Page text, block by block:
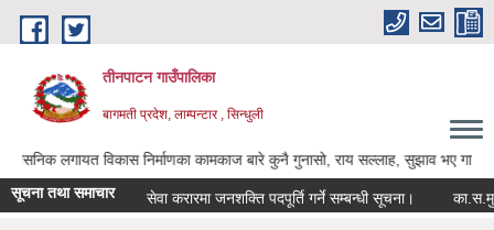
Skip to main content
तीनपाटन गाउँपालिका
बागमती प्रदेश, लाम्पन्टार , सिन्धुली
लगायत विकास निर्माणका कामकाज बारे कुनै गुनासो, राय सल्लाह, सुझाव भए
सूचना तथा समाचार
सेवा करारमा जनशक्ति पदपूर्ति गर्ने सम्बन्धी सूचना। का.स.मु.